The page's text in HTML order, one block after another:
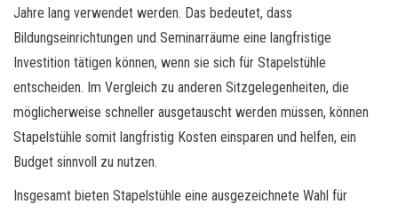
Jahre lang verwendet werden. Das bedeutet, dass
Bildungseinrichtungen und Seminarräume eine langfristige
Investition tätigen können, wenn sie sich für Stapelstühle
entscheiden. Im Vergleich zu anderen Sitzgelegenheiten, die
möglicherweise schneller ausgetauscht werden müssen, können
Stapelstühle somit langfristig Kosten einsparen und helfen, ein
Budget sinnvoll zu nutzen.
Insgesamt bieten Stapelstühle eine ausgezeichnete Wahl für